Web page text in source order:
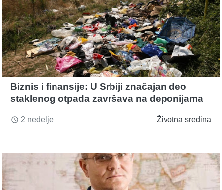
Biznis i finansije: U Srbiji značajan deo
staklenog otpada završava na deponijama
access_time 2 nedelje Životna sredina